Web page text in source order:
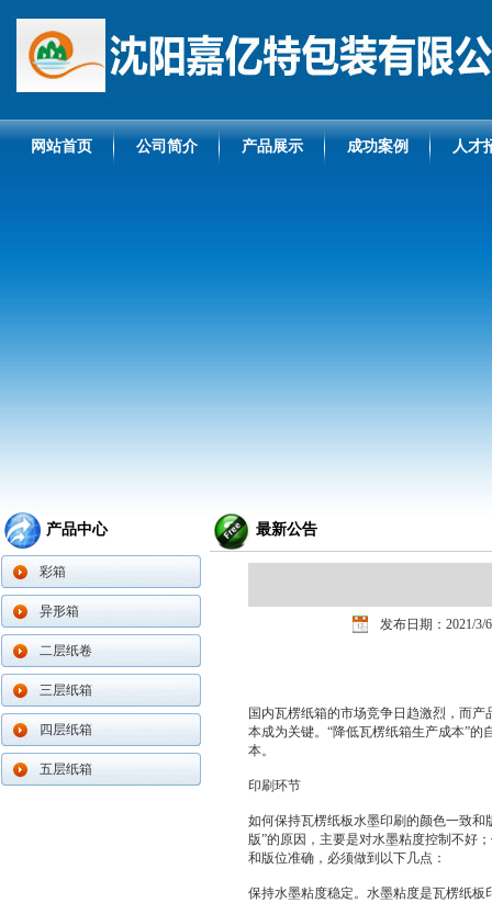
网站首页 公司简介 产品展示 成功案例 人才
产品中心
彩箱
异形箱
二层纸卷
三层纸箱
四层纸箱
五层纸箱
最新公告
发布日期：2021/3/6
国内瓦楞纸箱的市场竞争日趋激烈，而
本成为关键。“降低瓦楞纸箱生产成本”
本。
印刷环节
如何保持瓦楞纸板水墨印刷的颜色一致
版”的原因，主要是对水墨粘度控制不好
和版位准确，必须做到以下几点：
保持水墨粘度稳定。水墨粘度是瓦楞纸